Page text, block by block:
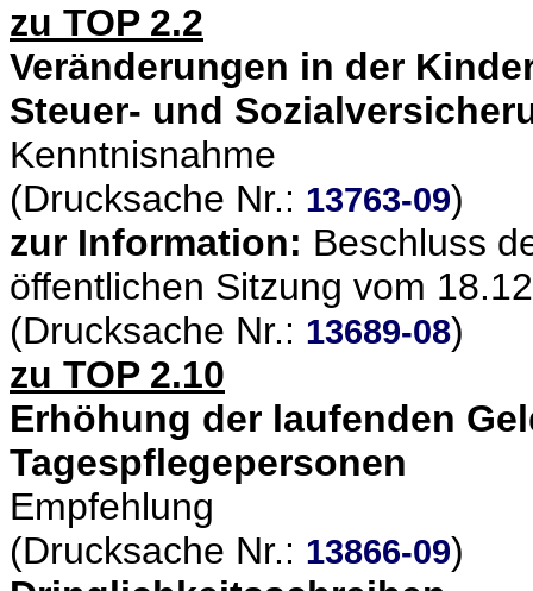
zu TOP 2.2
Veränderungen in der
Steuer- und
Kenntnisnahme
(Drucksache Nr.: 13763-09)
zur Information: Beschluss
öffentlichen Sitzung vom
(Drucksache Nr.: 13689-08)
zu TOP 2.10
Erhöhung der laufenden
Tagespflegepersonen
Empfehlung
(Drucksache Nr.: 13866-09)